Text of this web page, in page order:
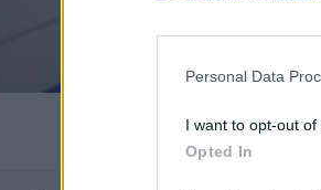
Personal Data
I want to opt-out of
Opted In